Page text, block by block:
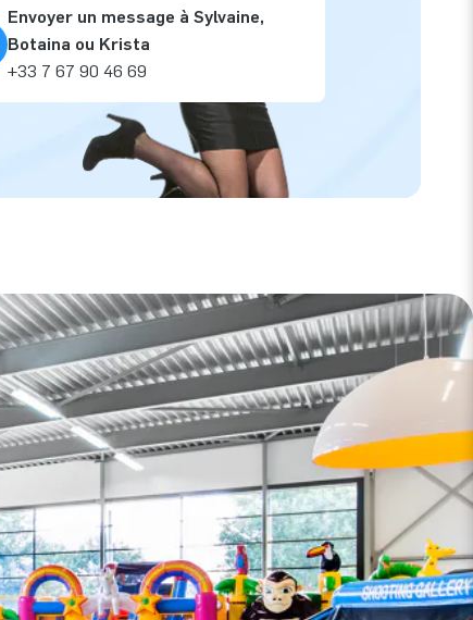
Envoyer un message à Sylvaine,
Botaina ou Krista
+33 7 67 90 46 69